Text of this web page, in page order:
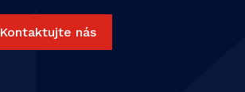
Kontaktujte nás